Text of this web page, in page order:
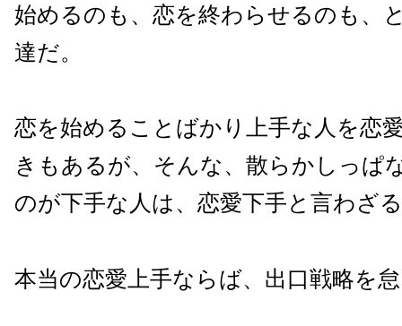
始めるのも、恋を終わらせるのも、
達だ。
恋を始めることばかり上手な人を恋
きもあるが、そんな、散らかしっぱ
のが下手な人は、恋愛下手と言わざ
本当の恋愛上手ならば、出口戦略を